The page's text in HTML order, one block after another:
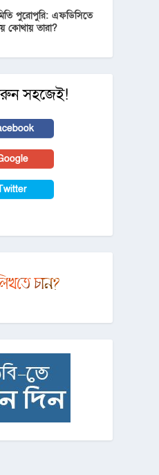
পুরোপুরি: এফডিসিতে
কোথায় তারা?
সহজেই!